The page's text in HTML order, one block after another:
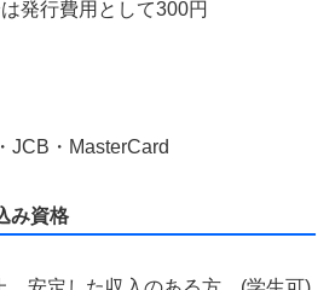
発行費用として300円
JCB・MasterCard
み資格